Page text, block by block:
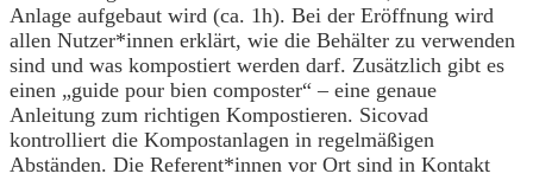
Anlage aufgebaut wird (ca. 1h). Bei der Eröffnung wird
allen Nutzer*innen erklärt, wie die Behälter zu verwenden
sind und was kompostiert werden darf. Zusätzlich gibt es
einen „guide pour bien composter“ – eine genaue
Anleitung zum richtigen Kompostieren. Sicovad
kontrolliert die Kompostanlagen in regelmäßigen
Abständen. Die Referent*innen vor Ort sind in Kontakt